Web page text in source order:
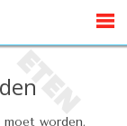
worden.